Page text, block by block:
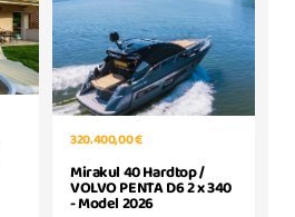
320.400,00 €
Mirakul 40 Hardtop /
VOLVO PENTA D6 2 x 340
- Model 2026